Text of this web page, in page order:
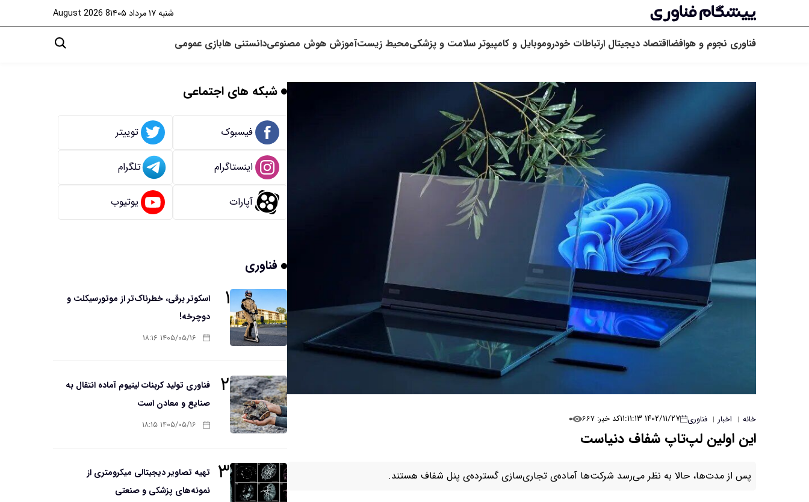
شنبه ۱۷ مرداد ۱۴۰۵ 8 August 2026
فناوری نجوم و هوافضااقتصاد دیجیتال ارتباطات خودروموبایل و کامپیوتر سلامت و پزشکیمحیط زیستآموزش هوش مصنوعیدانستنی هابازی عمومی
خانه | اخبار | فناوری ۱۴۰۲/۱۱/۲۷ ۱۱:۱۱:۱۳ کد خبر: ۶۶۷ ۰
این اولین لپ‌تاپ شفاف دنیاست
پس از مدت‌ها، حالا به نظر می‌رسد شرکت‌ها آماده‌ی تجاری‌سازی گسترده‌ی پنل‌ شفاف هستند.
شبکه های اجتماعی
فیسبوک توییتر
اینستاگرام تلگرام
آپارات یوتیوب
فناوری
۱
اسکوتر برقی، خطرناک‌تر از موتورسیکلت و
دوچرخه!
۱۴۰۵/۰۵/۱۶ ۱۸:۱۶
۲
فناوری تولید کربنات لیتیوم آماده انتقال به
صنایع و معادن است
۱۴۰۵/۰۵/۱۶ ۱۸:۱۵
۳
تهیه تصاویر دیجیتالی میکرومتری از
نمونه‌های پزشکی و صنعتی